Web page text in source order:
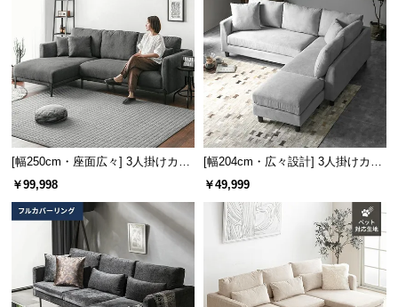
お
客
様
サ
ポ
ー
ト
ら
[幅250cm・座面広々] 3人掛けカウ
チソファ セパレートスタイル ブラ
￥99,998
[幅204cm・広々設計] 3人掛けカウ
チソファ L字 レイアウト自由
￥49,999